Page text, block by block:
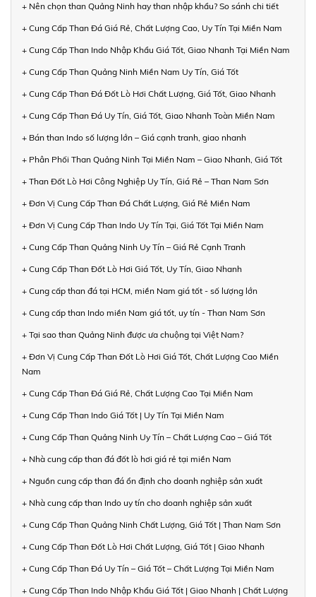
+ Nên chọn than Quảng Ninh hay than nhập khẩu? So sánh chi tiết
+ Cung Cấp Than Đá Giá Rẻ, Chất Lượng Cao, Uy Tín Tại Miền Nam
+ Cung Cấp Than Indo Nhập Khẩu Giá Tốt, Giao Nhanh Tại Miền Nam
+ Cung Cấp Than Quảng Ninh Miền Nam Uy Tín, Giá Tốt
+ Cung Cấp Than Đá Đốt Lò Hơi Chất Lượng, Giá Tốt, Giao Nhanh
+ Cung Cấp Than Đá Uy Tín, Giá Tốt, Giao Nhanh Toàn Miền Nam
+ Bán than Indo số lượng lớn – Giá cạnh tranh, giao nhanh
+ Phân Phối Than Quảng Ninh Tại Miền Nam – Giao Nhanh, Giá Tốt
+ Than Đốt Lò Hơi Công Nghiệp Uy Tín, Giá Rẻ – Than Nam Sơn
+ Đơn Vị Cung Cấp Than Đá Chất Lượng, Giá Rẻ Miền Nam
+ Đơn Vị Cung Cấp Than Indo Uy Tín Tại, Giá Tốt Tại Miền Nam
+ Cung Cấp Than Quảng Ninh Uy Tín – Giá Rẻ Cạnh Tranh
+ Cung Cấp Than Đốt Lò Hơi Giá Tốt, Uy Tín, Giao Nhanh
+ Cung cấp than đá tại HCM, miền Nam giá tốt - số lượng lớn
+ Cung cấp than Indo miền Nam giá tốt, uy tín - Than Nam Sơn
+ Tại sao than Quảng Ninh được ưa chuộng tại Việt Nam?
+ Đơn Vị Cung Cấp Than Đốt Lò Hơi Giá Tốt, Chất Lượng Cao Miền
Nam
+ Cung Cấp Than Đá Giá Rẻ, Chất Lượng Cao Tại Miền Nam
+ Cung Cấp Than Indo Giá Tốt | Uy Tín Tại Miền Nam
+ Cung Cấp Than Quảng Ninh Uy Tín – Chất Lượng Cao – Giá Tốt
+ Nhà cung cấp than đá đốt lò hơi giá rẻ tại miền Nam
+ Nguồn cung cấp than đá ổn định cho doanh nghiệp sản xuất
+ Nhà cung cấp than Indo uy tín cho doanh nghiệp sản xuất
+ Cung Cấp Than Quảng Ninh Chất Lượng, Giá Tốt | Than Nam Sơn
+ Cung Cấp Than Đốt Lò Hơi Chất Lượng, Giá Tốt | Giao Nhanh
+ Cung Cấp Than Đá Uy Tín – Giá Tốt – Chất Lượng Tại Miền Nam
+ Cung Cấp Than Indo Nhập Khẩu Giá Tốt | Giao Nhanh | Chất Lượng